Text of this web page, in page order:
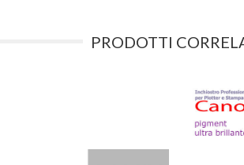
PRODOTTI